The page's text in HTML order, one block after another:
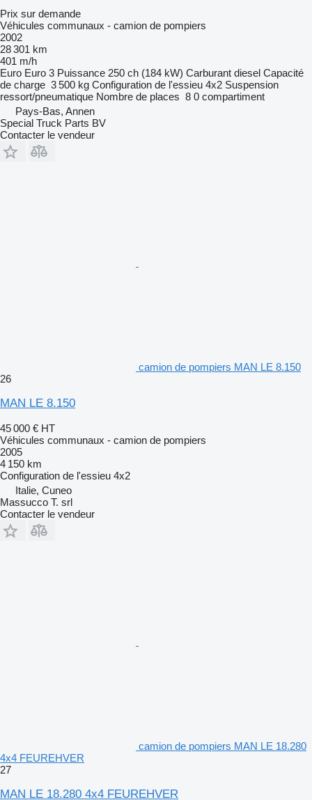
Prix sur demande
Véhicules communaux - camion de pompiers
2002
28 301 km
401 m/h
Euro Euro 3 Puissance 250 ch (184 kW) Carburant diesel Capacité
de charge 3 500 kg Configuration de l'essieu 4x2 Suspension
ressort/pneumatique Nombre de places 8 0 compartiment
Pays-Bas, Annen
Special Truck Parts BV
Contacter le vendeur
camion de pompiers MAN LE 8.150
26
MAN LE 8.150
45 000 € HT
Véhicules communaux - camion de pompiers
2005
4 150 km
Configuration de l'essieu 4x2
Italie, Cuneo
Massucco T. srl
Contacter le vendeur
camion de pompiers MAN LE 18.280
4x4 FEUREHVER
27
MAN LE 18.280 4x4 FEUREHVER